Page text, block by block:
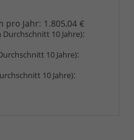
pro Jahr: 1.805,04 €
Durchschnitt 10 Jahre):
10 Jahre):
10 Jahre):